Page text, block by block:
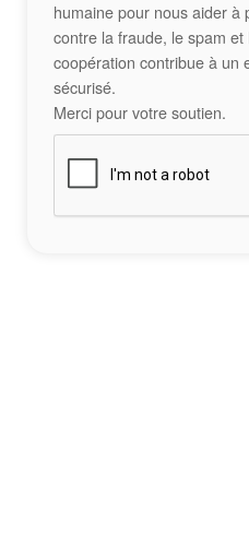
humaine pour nous aider à
contre la fraude, le spam et
coopération contribue à un
sécurisé.
Merci pour votre soutien.